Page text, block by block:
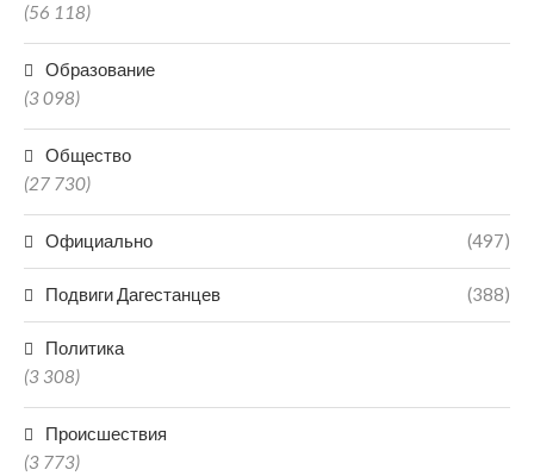
(56 118)
Образование
(3 098)
Общество
(27 730)
Официально (497)
Подвиги Дагестанцев (388)
Политика
(3 308)
Происшествия
(3 773)